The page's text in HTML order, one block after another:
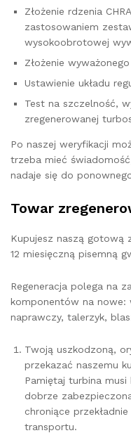
Złożenie rdzenia
zastosowaniem
wysokoobrotowej
Złożenie
Ustawienie układu
Test na szczelność,
zregenerowanej
Po naszej weryfikacji
trzeba mieć
nadaje się do
Towar
Kupujesz naszą gotową
12 miesięczną pisemną
Regeneracja polega na
komponentów na nowe:
naprawczy, talerzyk,
Twoją uszkodzoną,
przekazać naszemu
Pamiętaj turbina
dobrze
chroniące
transportu.